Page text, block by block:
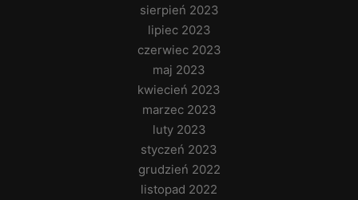
sierpień 2023
lipiec 2023
czerwiec 2023
maj 2023
kwiecień 2023
marzec 2023
luty 2023
styczeń 2023
grudzień 2022
listopad 2022